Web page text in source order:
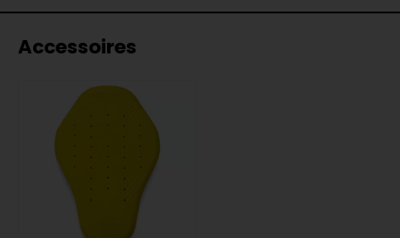
Accessoires